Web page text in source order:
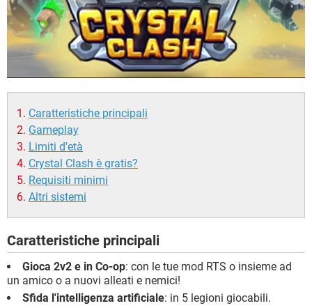
Caratteristiche principali
Gameplay
Limiti d'età
Crystal Clash è gratis?
Requisiti minimi
Altri sistemi
Caratteristiche principali
Gioca 2v2 e in Co-op: con le tue mod RTS o insieme ad
un amico o a nuovi alleati e nemici!
Sfida l'intelligenza artificiale: in 5 legioni giocabili.